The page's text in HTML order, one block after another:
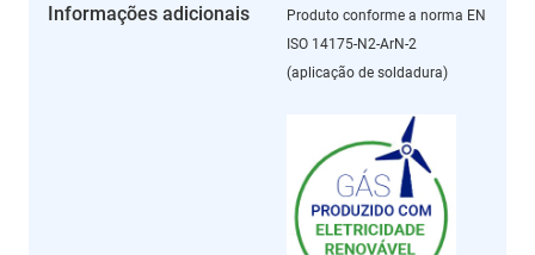
Informações adicionais
Produto conforme a norma EN
ISO 14175-N2-ArN-2
(aplicação de soldadura)